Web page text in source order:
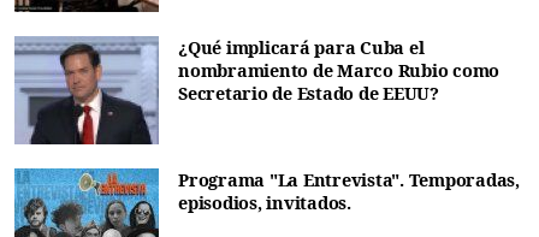
¿Qué implicará para Cuba el
nombramiento de Marco Rubio como
Secretario de Estado de EEUU?
Programa "La Entrevista". Temporadas,
episodios, invitados.